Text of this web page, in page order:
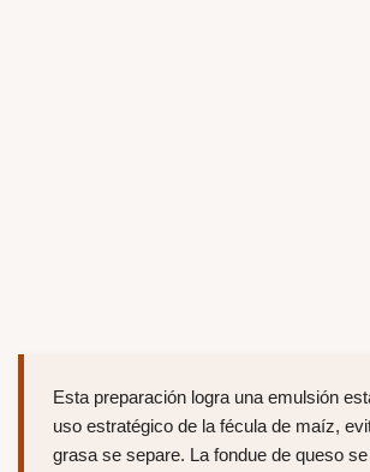
Esta preparación logra una emulsión
uso estratégico de la fécula de maíz,
grasa se separe. La fondue de queso